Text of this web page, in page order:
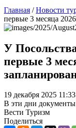
Главная /Новости
первые 3 месяца
У
первые 3
19 декабря 2025
В эти дни документы
Вести Туризм
Поделиться